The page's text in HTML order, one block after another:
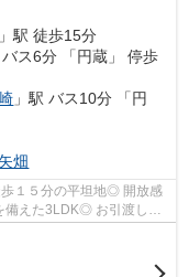
」駅 徒歩15分
バス6分 「円蔵」 停歩
」駅 バス10分 「円
矢畑
１５分の平坦地◎ 開放感
えた3LDK◎ お引渡しか